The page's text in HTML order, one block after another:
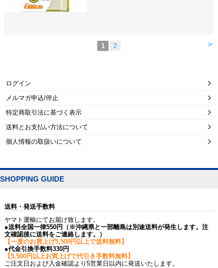
>
1 2
ログイン
メルマガ申込/停止
特定商取引法に基づく表示
送料とお支払い方法について
個人情報の取扱いについて
SHOPPING GUIDE
送料・発送手数料
ヤマト運輸にてお届け致します。
●送料全国一律550円（※沖縄県と一部離島は別途送料が発生します。注
文確認後に送料をご連絡します。）
【一度のお買上げ5,500円以上で送料無料】
●代金引換手数料330円
【5,500円以上お買上げで代引き手数料無料】
ご注文日および入金確認より5営業日以内に発送いたします。